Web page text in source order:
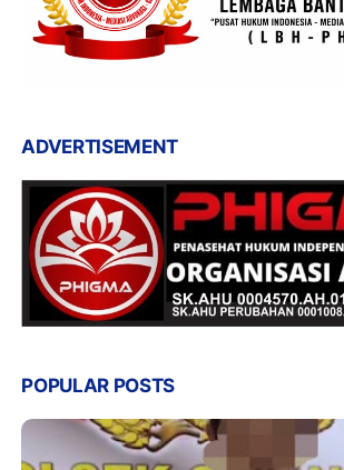
ADVERTISEMENT
POPULAR POSTS